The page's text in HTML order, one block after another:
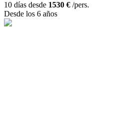
10 días desde 1530 € /pers.
Desde los 6 años